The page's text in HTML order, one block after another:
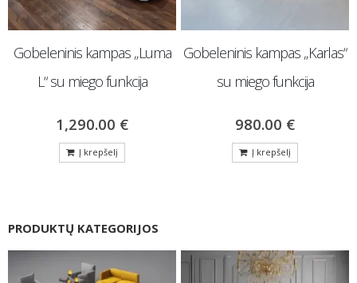
Gobeleninis kampas „Luma
L“ su miego funkcija
1,290.00 €
Į krepšelį
Gobeleninis kampas „Karlas“
su miego funkcija
980.00 €
Į krepšelį
PRODUKTŲ KATEGORIJOS